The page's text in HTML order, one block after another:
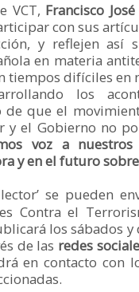
VCT, Francisco
con sus
y reflejen así
en materia
tiempos difíciles en
los
de que el
y el Gobierno no
voz a
y en el futuro
se pueden
Contra el
los sábados
de las redes
en contacto con